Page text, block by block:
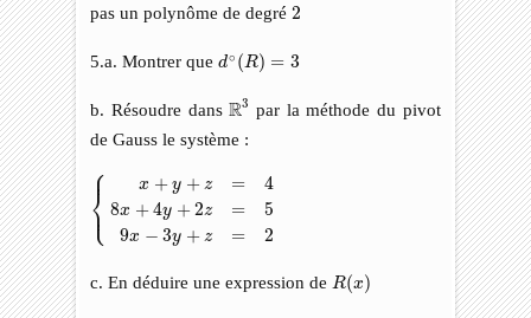
pas un polynôme de degré2
2
5.a. Montrer qued∘ (R) = 3
d∘( R)
b. Résoudre dansR3
R3
par la méthode du pivot
de Gauss le système :
⎧
⎪
⎨
⎪
⎩
x + y + z =
4
8x +4y +2z =
5
9x − 3y + z = 2
{x 9
c. En déduire une expression de R(x)
R(x )